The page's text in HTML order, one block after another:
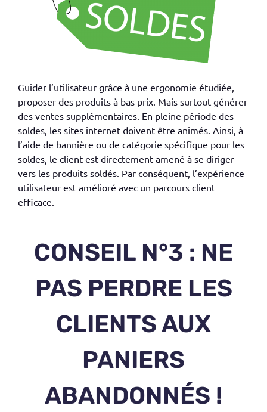
Guider l’utilisateur grâce à une ergonomie étudiée,
proposer des produits à bas prix. Mais surtout générer
des ventes supplémentaires. En pleine période des
soldes, les sites internet doivent être animés. Ainsi, à
l’aide de bannière ou de catégorie spécifique pour les
soldes, le client est directement amené à se diriger
vers les produits soldés. Par conséquent, l’expérience
utilisateur est amélioré avec un parcours client
efficace.
CONSEIL N°3 : NE
PAS PERDRE LES
CLIENTS AUX
PANIERS
ABANDONNÉS !